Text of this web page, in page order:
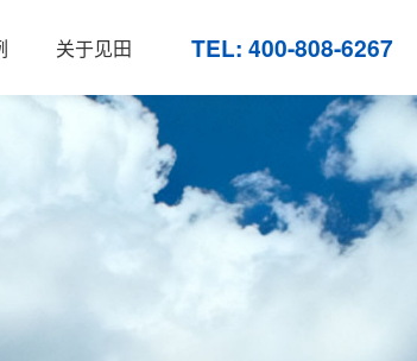
关于见田 TEL: 400-808-6267